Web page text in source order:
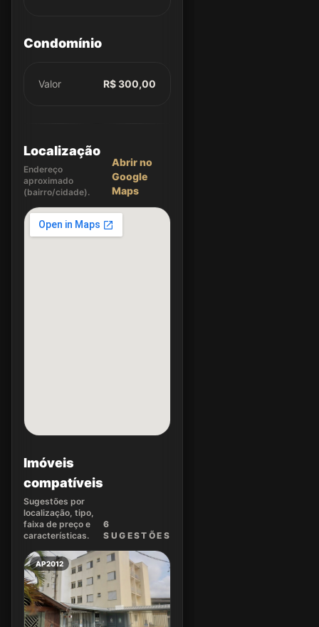
Condomínio
Valor R$ 300,00
Localização
Endereço
aproximado
(bairro/cidade).
Abrir no
Google
Maps
Imóveis
compatíveis
Sugestões por
localização, tipo,
faixa de preço e
características.
6
SUGEST ÕES
AP2012